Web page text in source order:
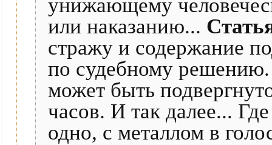
унижающему
или наказанию...
стражу и содержание
по судебному
может быть
часов. И так далее...
одно, с металлом в